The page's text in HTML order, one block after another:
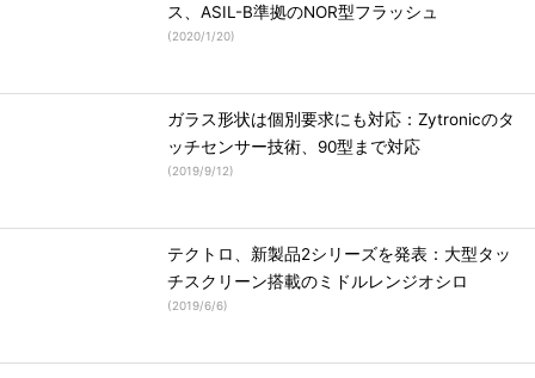
ス、ASIL-B準拠のNOR型フラッシュ
(2020/1/20)
ガラス形状は個別要求にも対応：Zytronicのタ
ッチセンサー技術、90型まで対応
(2019/9/12)
テクトロ、新製品2シリーズを発表：大型タッ
チスクリーン搭載のミドルレンジオシロ
(2019/6/6)